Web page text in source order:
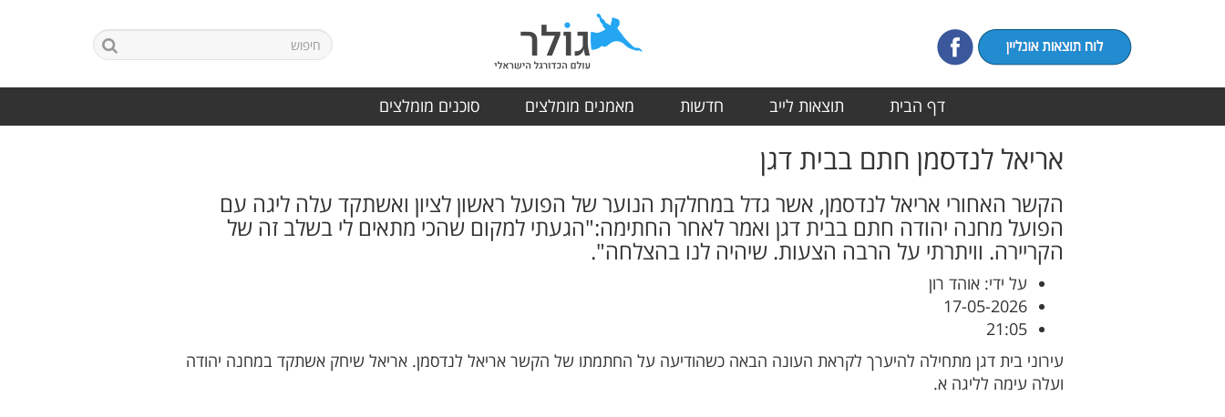
דף הבית תוצאות לייב חדשות מאמנים מומלצים סוכנים מומלצים
אריאל לנדסמן חתם בבית דגן
הקשר האחורי אריאל לנדסמן, אשר גדל במחלקת הנוער של הפועל ראשון לציון ואשתקד עלה ליגה עם
הפועל מחנה יהודה חתם בבית דגן ואמר לאחר החתימה:"הגעתי למקום שהכי מתאים לי בשלב זה של
הקריירה. וויתרתי על הרבה הצעות. שיהיה לנו בהצלחה".
על ידי: אוהד רון
17-05-2026
21:05
עירוני בית דגן מתחילה להיערך לקראת העונה הבאה כשהודיעה על החתמתו של הקשר אריאל לנדסמן. אריאל שיחק אשתקד במחנה יהודה
ועלה עימה לליגה א.